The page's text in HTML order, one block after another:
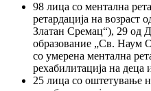
98 лица со ментална
ретардација на
Златан Сремац“), 29 од
образование „Св. Наум
со умерена ментална
рехабилитација на
25 лица со оштетување